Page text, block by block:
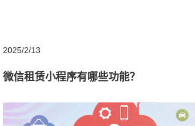
2025/2/13
微信租赁小程序有哪些功能？